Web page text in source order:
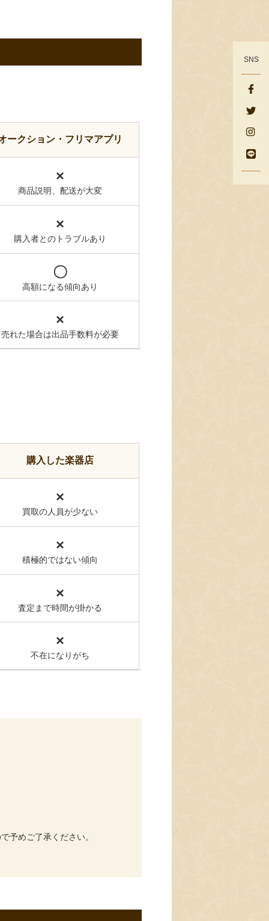
ークション・フリマアプリ
×
商品説明、配送が大変
×
購入者とのトラブルあり
〇
高額になる傾向あり
×
売れた場合は出品手数料が必要
購入した楽器店
×
買取の人員が少ない
×
積極的ではない傾向
×
査定まで時間が掛かる
×
不在になりがち
予めご了承ください。
SNS